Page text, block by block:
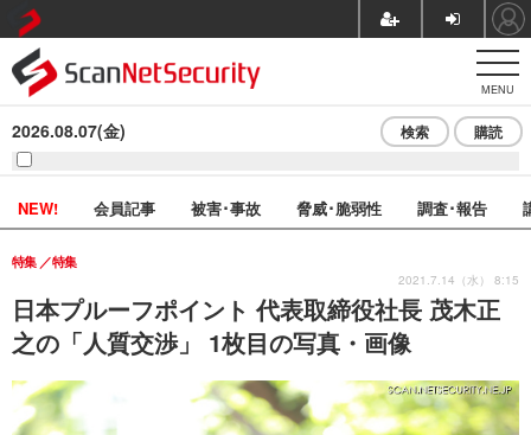
MENU
2026.08.07(金) 検索 購読
NEW! 会員記事 被害･事故 脅威･脆弱性 調査･報告
日本プルーフポイント 代表取締役社長 茂木正
之の「人質交渉」 1枚目の写真・画像
特集 特集
2021.7.14（水） 8:15